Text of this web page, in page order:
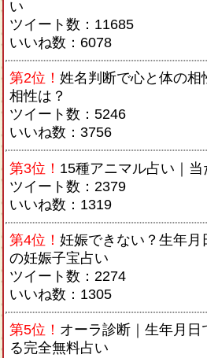
い
ツイート数：11685
いいね数：6078
第2位！ 姓名判断で心と体の
相性は？
ツイート数：5246
いいね数：3756
第3位！ 15種アニマル占い｜
ツイート数：2379
いいね数：1319
第4位！ 妊娠できない？生年月
の妊娠子宝占い
ツイート数：2274
いいね数：1305
第5位！ オーラ診断｜生年月日
る完全無料占い